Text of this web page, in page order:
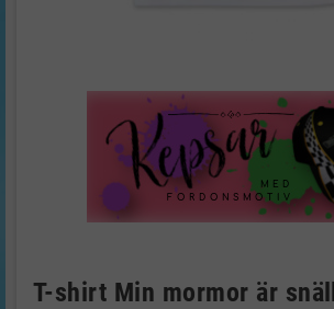
T-shirt Min mormor är